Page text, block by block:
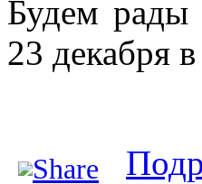
Будем рады
23 декабря